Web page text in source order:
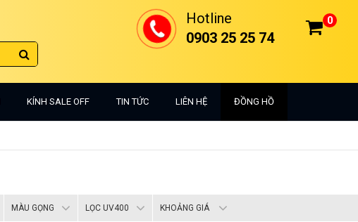
0
Hotline
0903 25 25 74
KÍNH SALE OFF TIN TỨC LIÊN HỆ ĐỒNG HỒ
MÀU GỌNG LỌC UV400 KHOẢNG GIÁ